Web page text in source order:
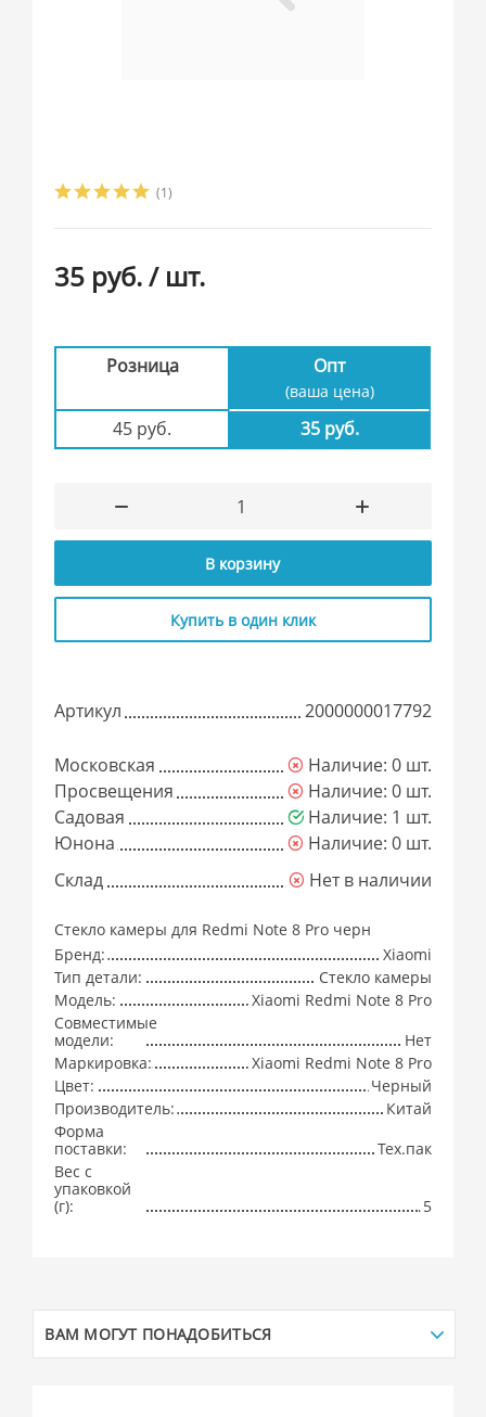
(1)
35 руб./ шт.
Розница Опт
(ваша цена)
45 руб. 35 руб.
В корзину
Купить в один клик
Артикул 2000000017792
Московская
Наличие: 0 шт.
Просвещения
Наличие: 0 шт.
Садовая
Наличие: 1 шт.
Юнона
Наличие: 0 шт.
Склад
Нет в наличии
Стекло камеры для Redmi Note 8 Pro черн
Бренд:
Xiaomi
Тип детали:
Стекло камеры
Модель:
Xiaomi Redmi Note 8 Pro
Совместимые
модели:
Нет
Маркировка:
Xiaomi Redmi Note 8 Pro
Цвет:
Черный
Производитель:
Китай
Форма
поставки:
Тех.пак
Вес с
упаковкой
(г):
5
ВАМ МОГУТ ПОНАДОБИТЬСЯ